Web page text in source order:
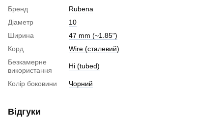
Бренд
Rubena
Діаметр
10
Ширина
47 mm (~1.85")
Корд
Wire (cталевий)
Безкамерне
використання
Ні (tubed)
Колір боковини Чорний
Відгуки